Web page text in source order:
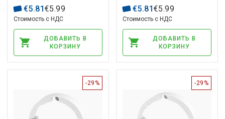
водонепроницаемый,
алюминиевый сплав,
нержавеющая сталь,
LED line
€5.81€5.99
Стоимость с НДС
ДОБАВИТЬ В
КОРЗИНУ
черный, герметичный
IP44, LED LINE
€5.81€5.99
Стоимость с НДС
ДОБАВИТЬ В
КОРЗИНУ
-29% -29%